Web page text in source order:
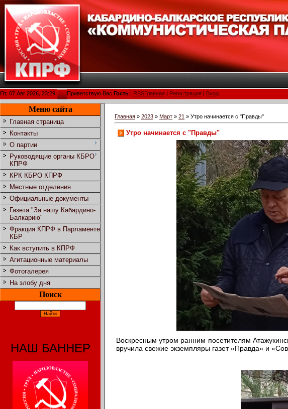
Пт, 07 Авг 2026, 23:29 Приветствую Вас Гость RSSГлавная Регистрация Вход
Меню сайта
Главная страница
Контакты
О партии
Руководящие органы КБРО
КПРФ
КРК КБРО КПРФ
Местные отделения
Официальные документы
Газета "За нашу Кабардино-
Балкарию"
Фракция КПРФ в Парламенте
КБР
Как вступить в КПРФ
Агитационные материалы
Фотогалерея
На злобу дня
Поиск
НАШ БАННЕР
Главная » 2023 » Март » 21 » Утро начинается с "Правды"
Утро начинается с "Правды"
Воскресным утром ранним посетителям
вручила свежие экземпляры газет «Правда» и